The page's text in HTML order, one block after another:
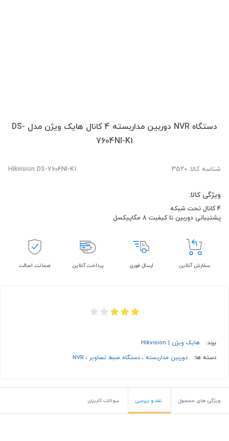
دستگاه NVR دوربین مدار‌بسته 4 کانال هایک ویژن مدل DS-
7604NI-K1
شناسه کالا: 3520 Hikvision DS-7604NI-K1
ویژگی کالا:
4 کانال تحت شبکه
پشتیبانی دوربین تا کیفیت 8 مگاپیکسل
سفارش آنلاین ارسال فوری پرداخت آنلاین ضمانت اصالت
برند:
هایک ویژن | Hikvision
دسته ها:
دوربین مداربسته ، دستگاه ضبط تصاویر ، NVR
ویژگی های محصول نقد و بررسی سوالات کاربران